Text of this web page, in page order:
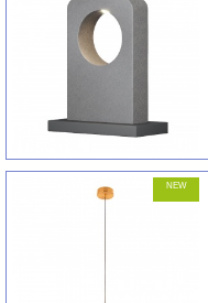
NEW